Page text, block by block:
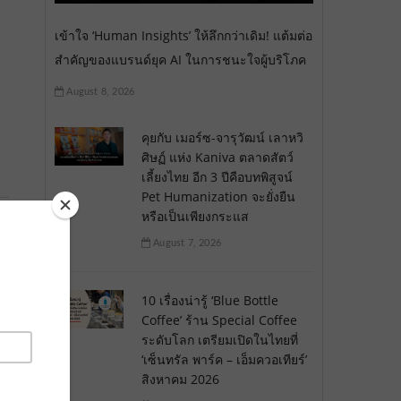
เข้าใจ ‘Human Insights’ ให้ลึกกว่าเดิม! แต้มต่อ
สำคัญของแบรนด์ยุค AI ในการชนะใจผู้บริโภค
August 8, 2026
คุยกับ เมอร์ซ-จารุวัฒน์ เลาหวิ
ศิษฏ์ แห่ง Kaniva ตลาดสัตว์
เลี้ยงไทย อีก 3 ปีคือบทพิสูจน์
Pet Humanization จะยั่งยืน
หรือเป็นเพียงกระแส
August 7, 2026
10 เรื่องน่ารู้ ‘Blue Bottle
Coffee’ ร้าน Special Coffee
ระดับโลก เตรียมเปิดในไทยที่
‘เซ็นทรัล พาร์ค – เอ็มควอเทียร์’
สิงหาคม 2026